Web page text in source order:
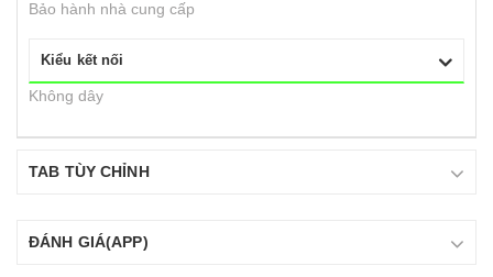
Bảo hành nhà cung cấp
Kiểu kết nối
Không dây
TAB TÙY CHỈNH
ĐÁNH GIÁ(APP)